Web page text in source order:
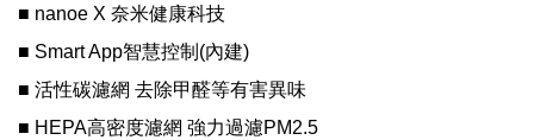
■ nanoe X 奈米健康科技
■ Smart App智慧控制(內建)
■ 活性碳濾網 去除甲醛等有害異味
■ HEPA高密度濾網 強力過濾PM2.5